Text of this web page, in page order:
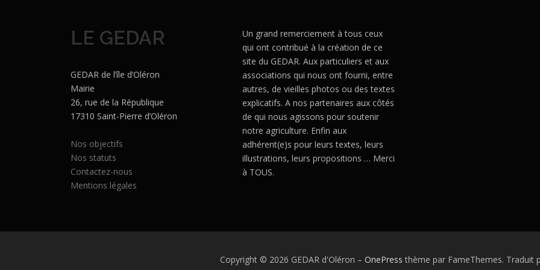
LE GEDAR
GEDAR de l’île d’Oléron
Mairie
26, rue de la République
17310 Saint-Pierre d’Oléron
Nos objectifs
Nos statuts
Contactez-nous
Mentions légales
Un grand remerciement à tous ceux
qui ont contribué à la création de ce
site du GEDAR. Aux particuliers et aux
associations qui nous ont fourni, entre
autres, de vieilles photos ou des textes
explicatifs. A nos partenaires aux côtés
de qui nous agissons pour soutenir
notre agriculture. Enfin aux
adhérent(e)s pour leurs textes, leurs
illustrations, leurs propositions … Merci
à TOUS.
Copyright © 2026 GEDAR d'Oléron – OnePress thème par FameThemes. Traduit